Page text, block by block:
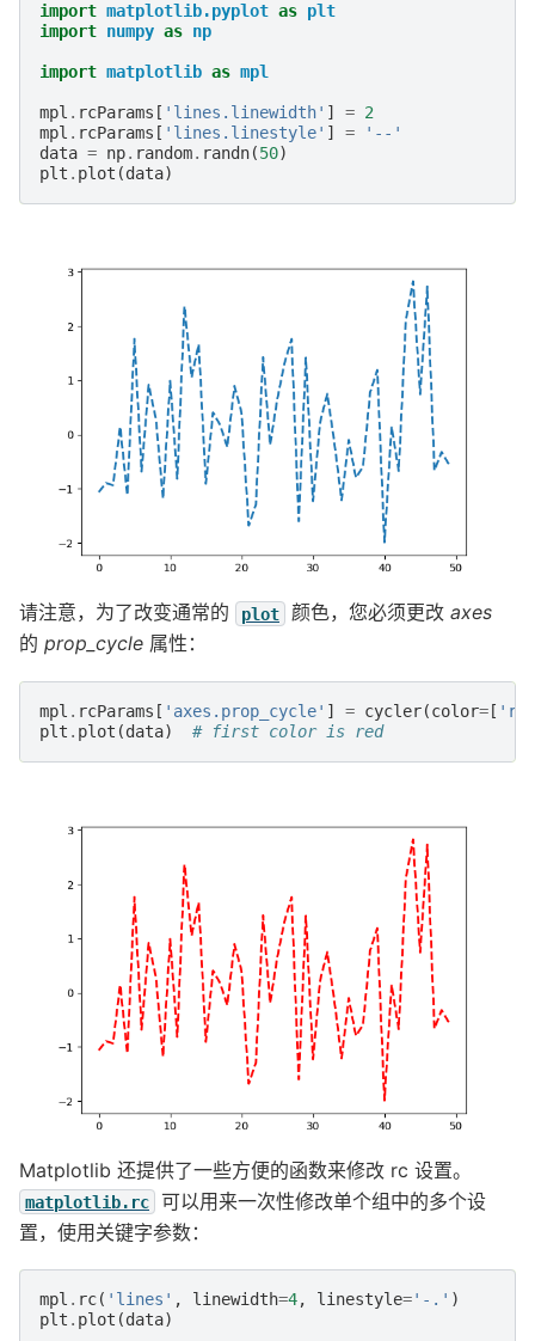
import matplotlib.pyplot as plt
import numpy as np
import matplotlib as mpl
mpl . rcParams [ 'lines.linewidth' ] = 2
mpl . rcParams [ 'lines.linestyle' ] =
'--'
data = np. random. randn(50)
plt . plot (data)
请注意，为了改变通常的 plot 颜色，您必须更改 axes
的 prop_cycle 属性：
mpl . rcParams [ 'axes.prop_cycle' ] = cycler(color= [ 'r'
plt . plot (data) # first color is red
Matplotlib 还提供了一些方便的函数来修改 rc 设置。
matplotlib.rc
可以用来一次性修改单个组中的多个设
置，使用关键字参数：
mpl . rc( 'lines' , linewidth=4, linestyle='-.' )
plt . plot (data)